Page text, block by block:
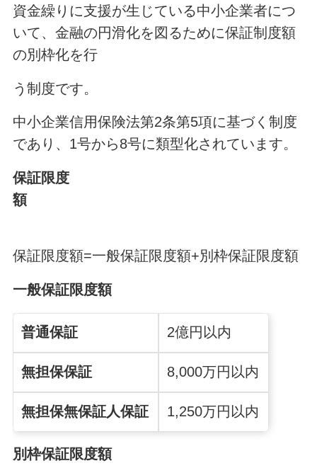
資金繰りに支援が生じている中小企業者につ
いて、金融の円滑化を図るために保証制度額
の別枠化を行
う制度です。
中小企業信用保険法第2条第5項に基づく制度
であり、1号から8号に類型化されています。
保証限度
額
保証限度額=一般保証限度額+別枠保証限度額
一般保証限度額
普通保証 2億円以内
無担保保証 8,000万円以内
無担保無保証人保証 1,250万円以内
別枠保証限度額